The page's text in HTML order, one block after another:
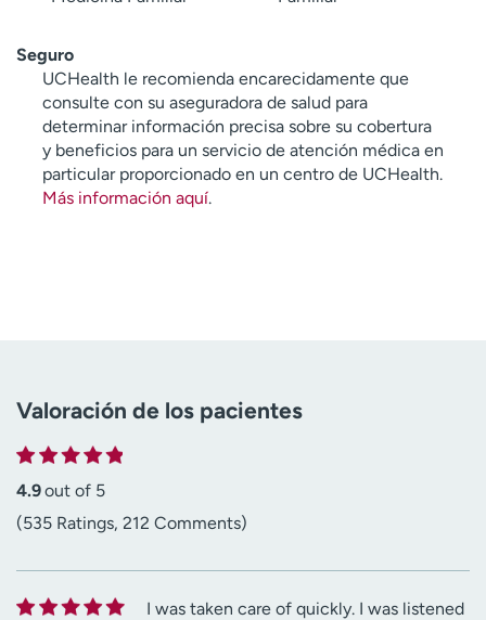
Seguro
UCHealth le recomienda encarecidamente que
consulte con su aseguradora de salud para
determinar información precisa sobre su cobertura
y beneficios para un servicio de atención médica en
particular proporcionado en un centro de UCHealth.
Más información aquí.
Valoración de los pacientes
4.9out of 5
(535 Ratings, 212 Comments)
I was taken care of quickly. I was listened